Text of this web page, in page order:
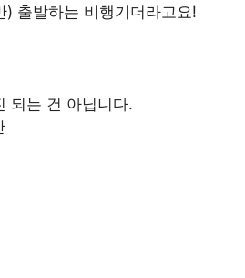
출발하는 비행기더라고요!
되는 건 아닙니다.